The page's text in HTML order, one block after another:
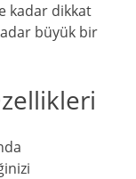
kadar dikkat
büyük bir